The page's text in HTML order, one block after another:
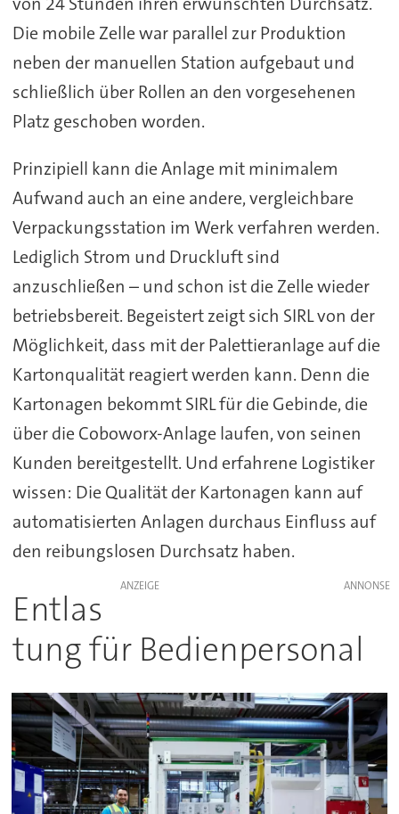
Die mobile Zelle war parallel zur Produktion
neben der manuellen Station aufgebaut und
schließlich über Rollen an den vorgesehenen
Platz geschoben worden.
Prinzipiell kann die Anlage mit minimalem
Aufwand auch an eine andere, vergleichbare
Verpackungsstation im Werk verfahren werden.
Lediglich Strom und Druckluft sind
anzuschließen – und schon ist die Zelle wieder
betriebsbereit. Begeistert zeigt sich SIRL von der
Möglichkeit, dass mit der Palettieranlage auf die
Kartonqualität reagiert werden kann. Denn die
Kartonagen bekommt SIRL für die Gebinde, die
über die Coboworx-Anlage laufen, von seinen
Kunden bereitgestellt. Und erfahrene Logistiker
wissen: Die Qualität der Kartonagen kann auf
automatisierten Anlagen durchaus Einfluss auf
den reibungslosen Durchsatz haben.
ANZEIGE
Entlas
tung für Bedienpersonal